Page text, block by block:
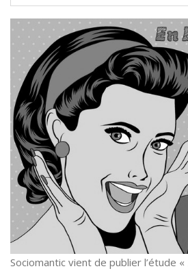
Sociomantic vient de publier l’étude